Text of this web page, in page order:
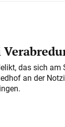
das sich
an der